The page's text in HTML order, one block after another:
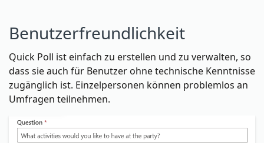
Benutzerfreundlichkeit
Quick Poll ist einfach zu erstellen und zu verwalten, so
dass sie auch für Benutzer ohne technische Kenntnisse
zugänglich ist. Einzelpersonen können problemlos an
Umfragen teilnehmen.